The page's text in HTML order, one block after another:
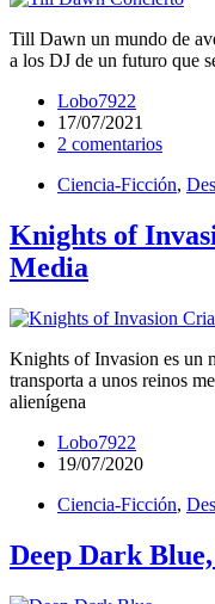
Till Dawn un mundo de
a los DJ de un futuro que
Lobo7922
17/07/2021
2 comentarios
Ciencia-Ficción,
Knights of
Media
Knights of Invasion es un
transporta a unos reinos
alienígena
Lobo7922
19/07/2020
Ciencia-Ficción,
Deep Dark